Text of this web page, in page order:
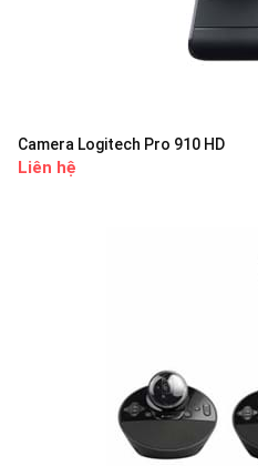
Camera Logitech Pro 910 HD
Liên hệ